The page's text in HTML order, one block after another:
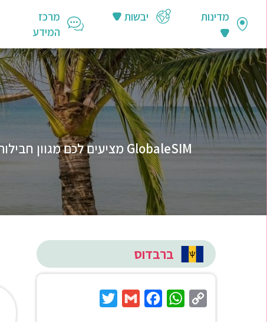
מדינות יבשות
מרכז
המידע
ברבדוס
Copy
WhatsApp
Facebook
Gmail